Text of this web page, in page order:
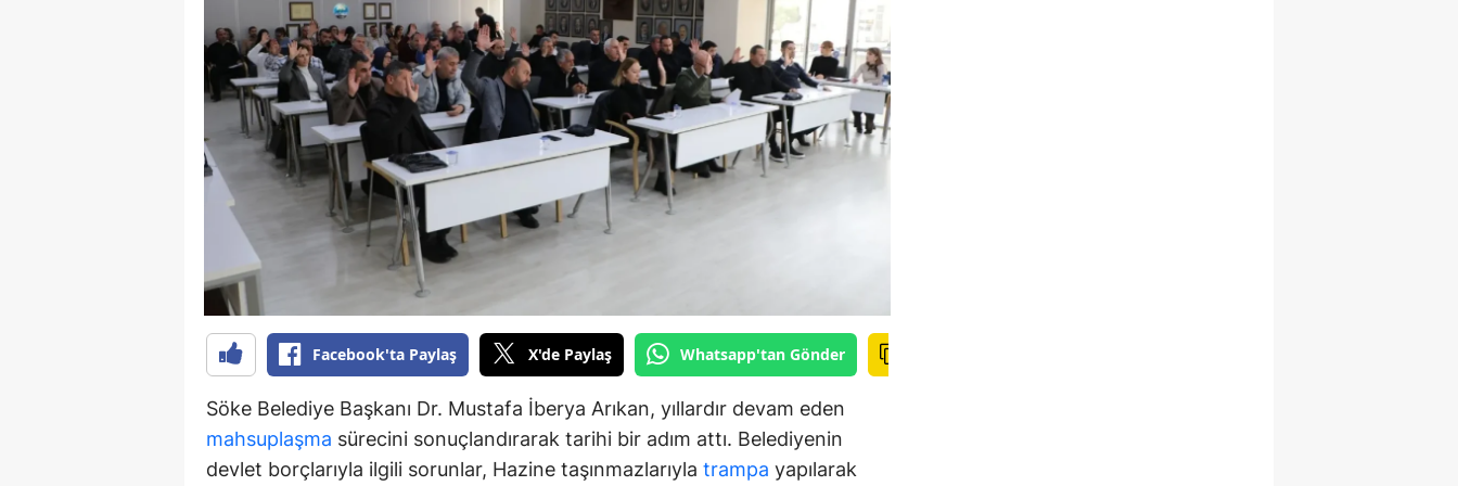
Yalova
Karabük
Kilis
Osmaniye
Düzce
Facebook'ta Paylaş X'de Paylaş Whatsapp'tan Gönder
Söke Belediye Başkanı Dr. Mustafa İberya Arıkan, yıllardır devam eden
mahsuplaşma sürecini sonuçlandırarak tarihi bir adım attı. Belediyenin
devlet borçlarıyla ilgili sorunlar, Hazine taşınmazlarıyla trampa yapılarak